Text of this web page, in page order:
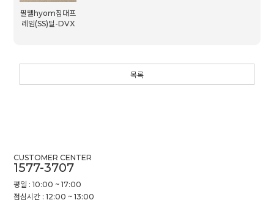
필웰hyom침대프
레임(SS)딜-DVX
목록
CUSTOMER CENTER
1577-3707
평일 : 10:00 ~ 17:00
점심시간 : 12:00 ~ 13:00